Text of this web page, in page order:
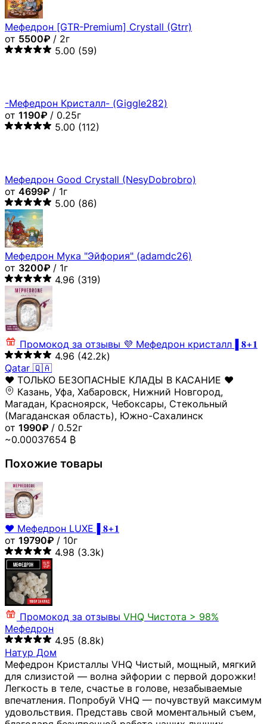
Мефедрон [GTR-Premium] Crystall (Gtrr)
от 5500₽ / 2г
5.00 (59)
-Мефедрон Кристалл- (Giggle282)
от 1190₽ / 0.25г
5.00 (112)
Мефедрон Good Crystall (NesyDobrobro)
от 4699₽ / 1г
5.00 (86)
Мефедрон Мука "Эйфория" (adamdc26)
от 3200₽ / 1г
4.96 (319)
Промокод за отзывы 💜 Мефедрон кристалл▐ 𝟖+𝟏
4.96 (42.2k)
Qatar 🇶🇦
♥️ ТОЛЬКО БЕЗОПАСНЫЕ КЛАДЫ В КАСАНИЕ ♥️
Казань, Уфа, Хабаровск, Нижний Новгород,
Магадан, Красноярск, Чебоксары, Стекольный
(Магаданская область), Южно-Сахалинск
от 1990₽ / 0.52г
~0.00037654 ₿
Похожие товары
❤️ Мефедрон LUXE▐ 𝟖+𝟏
от 19790₽ / 10г
4.98 (3.3k)
Промокод за отзывы VHQ Чистота > 98%
Мефедрон
4.95 (8.8k)
Натур Дом
Мефедрон Кристаллы VHQ Чистый, мощный, мягкий
для слизистой — волна эйфории с первой дорожки!
Легкость в теле, счастье в голове, незабываемые
впечатления. Попробуй VHQ — почувствуй максимум
удовольствия. Представь свой моментальный съем,